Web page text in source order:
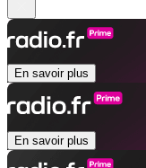
En savoir plus
En savoir plus